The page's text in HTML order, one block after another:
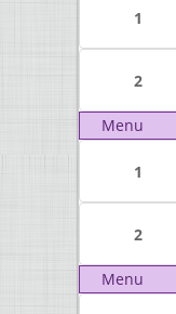
1
2
Menu
1
2
Menu